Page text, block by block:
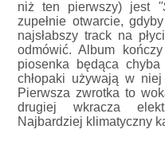
niż ten pierwszy) jest
zupełnie otwarcie,
najsłabszy track na
odmówić. Album kończy
piosenka będąca
chłopaki używają w
Pierwsza zwrotka to
drugiej wkracza
Najbardziej klimatyczny